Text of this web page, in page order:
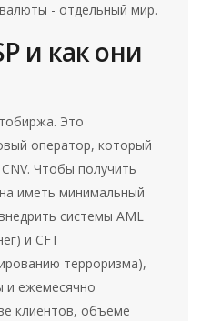
- отдельный мир.
и как они
Это
оператор, который
Чтобы получить
иметь минимальный
системы AML
и CFT
терроризма),
и ежемесячно
клиентов, объеме